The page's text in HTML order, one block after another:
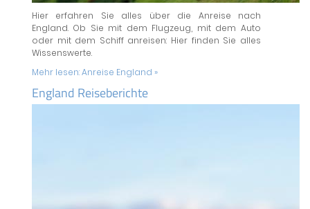
Hier erfahren Sie alles über die Anreise nach
England. Ob Sie mit dem Flugzeug, mit dem Auto
oder mit dem Schiff anreisen: Hier finden Sie alles
Wissenswerte.
Mehr lesen:Anreise England »
England Reiseberichte